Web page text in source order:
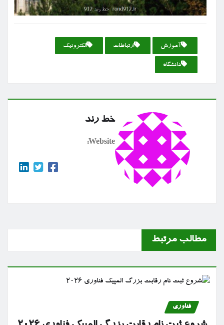
آموزش ارتباطات الكترونیك
دانشگاه
خط رند
Website:
مطالب مرتبط
فناوری